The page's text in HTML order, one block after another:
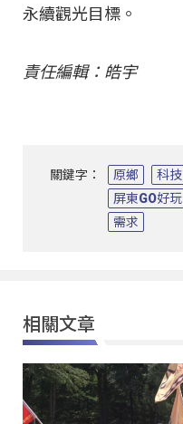
永續觀光目標。
責任編輯：皓宇
關鍵字： 原鄉 科技
屏東GO好玩
需求
相關文章